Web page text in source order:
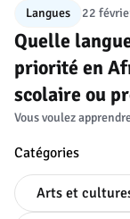
Langues 22
Quelle
priorité en
scolaire ou
Vous voulez
Catégories
Arts et